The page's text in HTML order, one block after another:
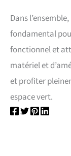
Dans
fondamental
fonctionnel et
matériel et
et profiter
espace vert.